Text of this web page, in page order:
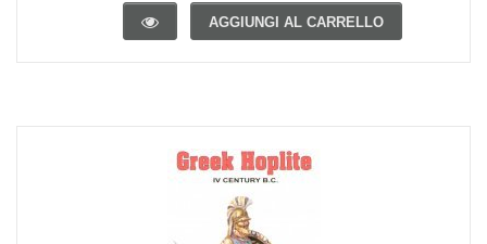
AGGIUNGI AL CARRELLO